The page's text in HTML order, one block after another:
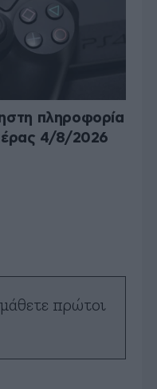
πληροφορία
4/8/2026
πρώτοι